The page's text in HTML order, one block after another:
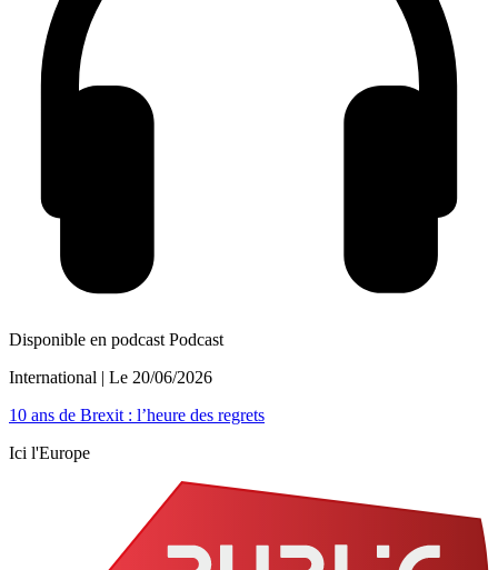
Disponible en podcast Podcast
International | Le 20/06/2026
10 ans de Brexit : l’heure des regrets
Ici l'Europe